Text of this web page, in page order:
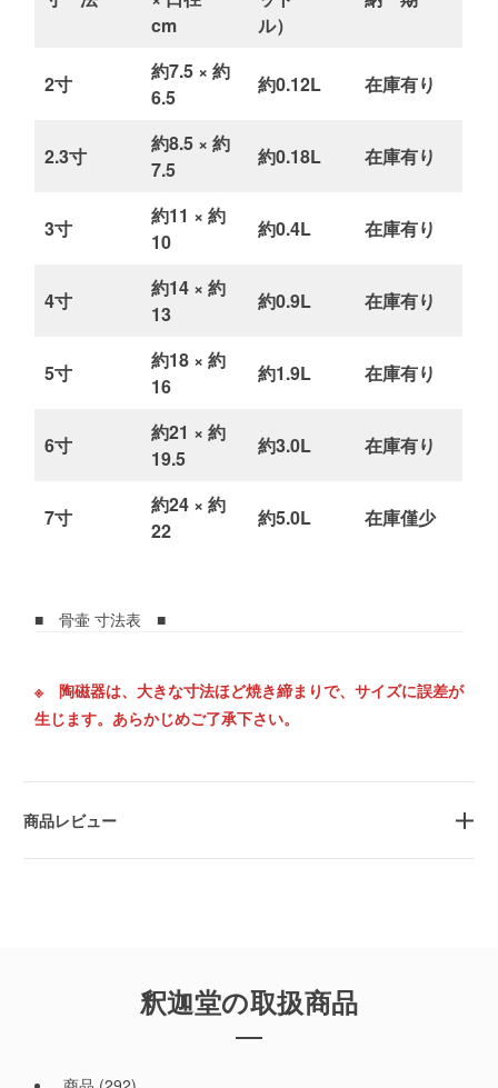
cm
ル）
2寸
約7.5 × 約
6.5
約0.12L 在庫有り
2.3寸
約8.5 × 約
7.5
約0.18L 在庫有り
3寸
約11 × 約
10
約0.4L 在庫有り
4寸
約14 × 約
13
約0.9L 在庫有り
5寸
約18 × 約
16
約1.9L 在庫有り
6寸
約21 × 約
19.5
約3.0L 在庫有り
7寸
約24 × 約
22
約5.0L 在庫僅少
■ 骨壷 寸法表 ■
※ 陶磁器は、大きな寸法ほど焼き締まりで、サイズに誤差が
生じます。あらかじめご了承下さい。
商品レビュー
釈迦堂の取扱商品